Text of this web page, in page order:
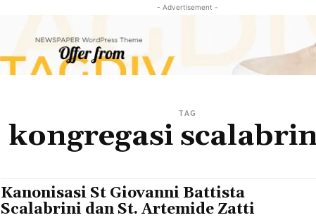
- Advertisement -
TAG
kongregasi
Kanonisasi St Giovanni Battista
Scalabrini dan St. Artemide Zatti